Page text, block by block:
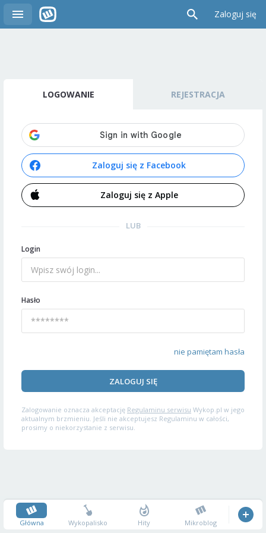
Zaloguj się
LOGOWANIE REJESTRACJA
Zaloguj się z Facebook
Zaloguj się z Apple
LUB
Login
Hasło
nie pamiętam hasła
ZALOGUJ SIĘ
Zalogowanie oznacza akceptację Regulaminu serwisu Wykop.pl w jego
aktualnym brzmieniu. Jeśli nie akceptujesz Regulaminu w całości,
prosimy o niekorzystanie z serwisu.
Główna Wykopalisko Hity Mikroblog